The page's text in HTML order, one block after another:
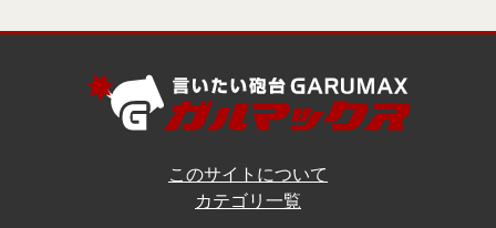
このサイトについて
カテゴリ一覧